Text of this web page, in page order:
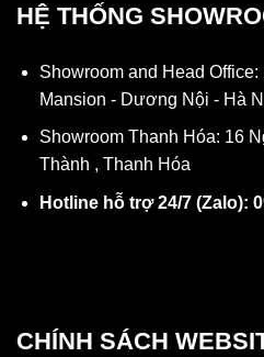
HỆ THỐNG
Showroom and Head
Mansion - Dương Nội - Hà
Showroom Thanh Hóa: 16
Thành , Thanh Hóa
Hotline hỗ trợ 24/7 (Zalo):
CHÍNH SÁCH